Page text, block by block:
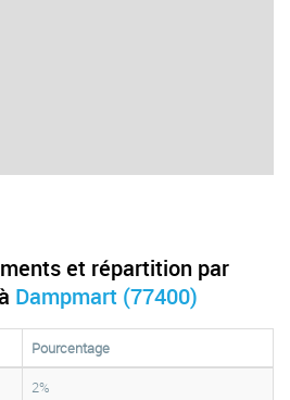
et répartition par
Dampmart (77400)
Pourcentage
2%